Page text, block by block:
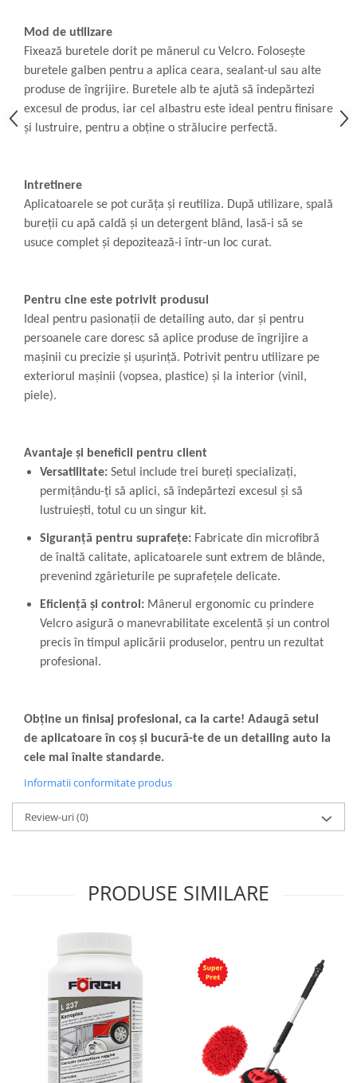
Mod de utilizare
Fixează buretele dorit pe mânerul cu Velcro. Folosește
buretele galben pentru a aplica ceara, sealant-ul sau alte
produse de îngrijire. Buretele alb te ajută să îndepărtezi
excesul de produs, iar cel albastru este ideal pentru finisare
și lustruire, pentru a obține o strălucire perfectă.
Intretinere
Aplicatoarele se pot curăța și reutiliza. După utilizare, spală
bureții cu apă caldă și un detergent blând, lasă-i să se
usuce complet și depozitează-i într-un loc curat.
Pentru cine este potrivit produsul
Ideal pentru pasionații de detailing auto, dar și pentru
persoanele care doresc să aplice produse de îngrijire a
mașinii cu precizie și ușurință. Potrivit pentru utilizare pe
exteriorul mașinii (vopsea, plastice) și la interior (vinil,
piele).
Avantaje și beneficii pentru client
Versatilitate: Setul include trei bureți specializați,
permițându-ți să aplici, să îndepărtezi excesul și să
lustruiești, totul cu un singur kit.
Siguranță pentru suprafețe: Fabricate din microfibră
de înaltă calitate, aplicatoarele sunt extrem de blânde,
prevenind zgârieturile pe suprafețele delicate.
Eficiență și control: Mânerul ergonomic cu prindere
Velcro asigură o manevrabilitate excelentă și un control
precis în timpul aplicării produselor, pentru un rezultat
profesional.
Obține un finisaj profesional, ca la carte! Adaugă setul
de aplicatoare în coș și bucură-te de un detailing auto la
cele mai înalte standarde.
Informatii conformitate produs
Review-uri(0)
PRODUSE SIMILARE